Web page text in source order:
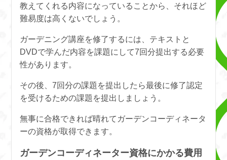
教えてくれる内容になっていることから、それほど
難易度は高くないでしょう。
ガーデニング講座を修了するには、テキストと
DVDで学んだ内容を課題にして7回分提出する必要
性があります。
その後、7回分の課題を提出したら最後に修了認定
を受けるための課題を提出しましょう。
無事に合格できれば晴れてガーデンコーディネータ
ーの資格が取得できます。
ガーデンコーディネーター資格にかかる費用